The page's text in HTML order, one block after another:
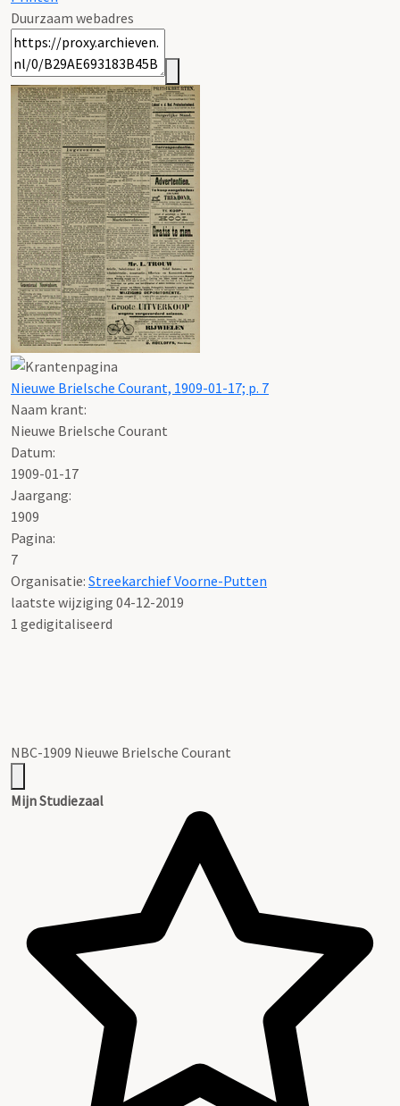
Duurzaam webadres
Nieuwe Brielsche Courant, 1909-01-17; p. 7
Naam krant:
Nieuwe Brielsche Courant
Datum:
1909-01-17
Jaargang:
1909
Pagina:
7
Organisatie: Streekarchief Voorne-Putten
laatste wijziging 04-12-2019
1 gedigitaliseerd
NBC-1909 Nieuwe Brielsche Courant
Mijn Studiezaal